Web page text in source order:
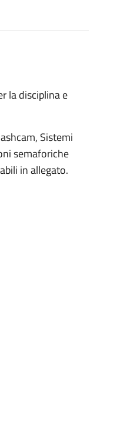
la disciplina e
Sistemi
semaforiche
in allegato.